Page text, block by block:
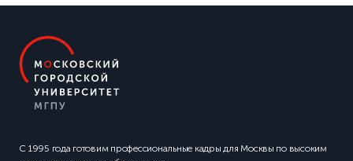
С 1995 года готовим профессиональные кадры для Москвы по высоким